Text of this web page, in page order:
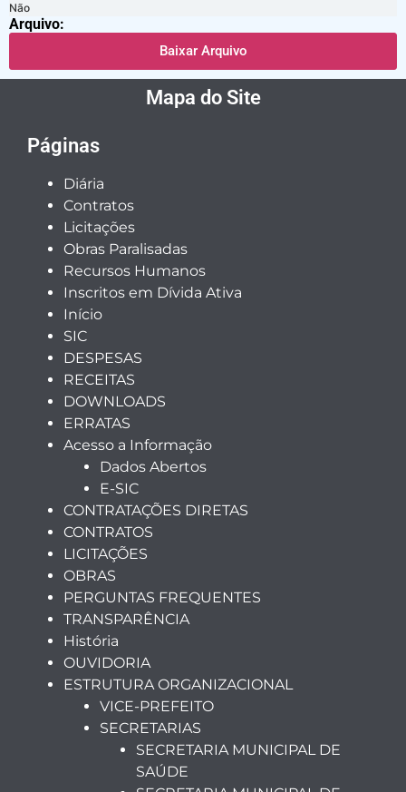
Não
Arquivo:
Baixar Arquivo
Mapa do Site
Páginas
Diária
Contratos
Licitações
Obras Paralisadas
Recursos Humanos
Inscritos em Dívida Ativa
Início
SIC
DESPESAS
RECEITAS
DOWNLOADS
ERRATAS
Acesso a Informação
Dados Abertos
E-SIC
CONTRATAÇÕES DIRETAS
CONTRATOS
LICITAÇÕES
OBRAS
PERGUNTAS FREQUENTES
TRANSPARÊNCIA
História
OUVIDORIA
ESTRUTURA ORGANIZACIONAL
VICE-PREFEITO
SECRETARIAS
SECRETARIA MUNICIPAL DE
SAÚDE